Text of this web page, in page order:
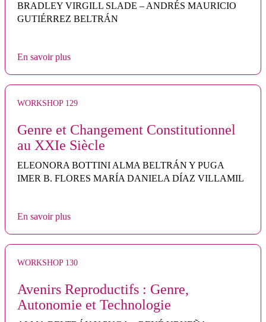
BRADLEY VIRGILL SLADE – ANDRÉS MAURICIO
GUTIÉRREZ BELTRÁN
En savoir plus
WORKSHOP 129
Genre et Changement Constitutionnel
au XXIe Siècle
ELEONORA BOTTINI ALMA BELTRÁN Y PUGA
IMER B. FLORES MARÍA DANIELA DÍAZ VILLAMIL
En savoir plus
WORKSHOP 130
Avenirs Reproductifs : Genre,
Autonomie et Technologie